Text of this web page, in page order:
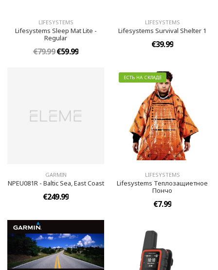
LIFESYSTEMS
Lifesystems Sleep Mat Lite -
Regular
€79.99€59.99
LIFESYSTEMS
Lifesystems Survival Shelter 1
€39.99
GARMIN
NPEU081R - Baltic Sea, East Coast
€249.99
ЕСТЬ НА СКЛАДЕ
LIFESYSTEMS
Lifesystems Теплозащиетное
Пончо
€7.99